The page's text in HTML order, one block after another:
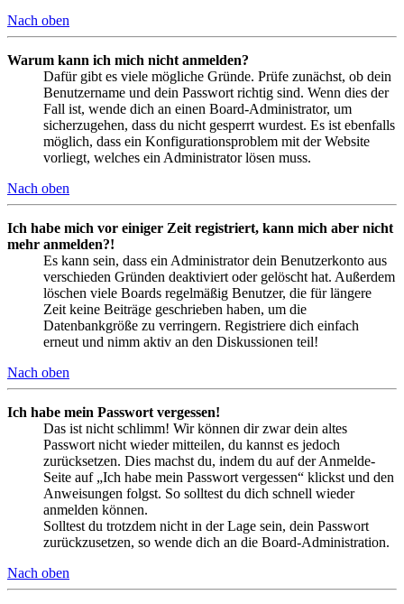
Nach oben
Warum kann ich mich nicht anmelden?
Dafür gibt es viele mögliche Gründe. Prüfe zunächst, ob dein
Benutzername und dein Passwort richtig sind. Wenn dies der
Fall ist, wende dich an einen Board-Administrator, um
sicherzugehen, dass du nicht gesperrt wurdest. Es ist ebenfalls
möglich, dass ein Konfigurationsproblem mit der Website
vorliegt, welches ein Administrator lösen muss.
Nach oben
Ich habe mich vor einiger Zeit registriert, kann mich aber nicht
mehr anmelden?!
Es kann sein, dass ein Administrator dein Benutzerkonto aus
verschieden Gründen deaktiviert oder gelöscht hat. Außerdem
löschen viele Boards regelmäßig Benutzer, die für längere
Zeit keine Beiträge geschrieben haben, um die
Datenbankgröße zu verringern. Registriere dich einfach
erneut und nimm aktiv an den Diskussionen teil!
Nach oben
Ich habe mein Passwort vergessen!
Das ist nicht schlimm! Wir können dir zwar dein altes
Passwort nicht wieder mitteilen, du kannst es jedoch
zurücksetzen. Dies machst du, indem du auf der Anmelde-
Seite auf „Ich habe mein Passwort vergessen“ klickst und den
Anweisungen folgst. So solltest du dich schnell wieder
anmelden können.
Solltest du trotzdem nicht in der Lage sein, dein Passwort
zurückzusetzen, so wende dich an die Board-Administration.
Nach oben